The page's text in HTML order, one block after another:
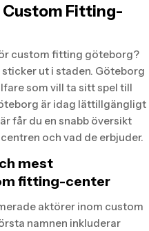
Fitting-
custom fitting göteborg?
ut i staden. Göteborg
som vill ta sitt spel till
är idag lättillgängligt
får du en snabb översikt
och vad de erbjuder.
mest
fitting-center
aktörer inom custom
namnen inkluderar